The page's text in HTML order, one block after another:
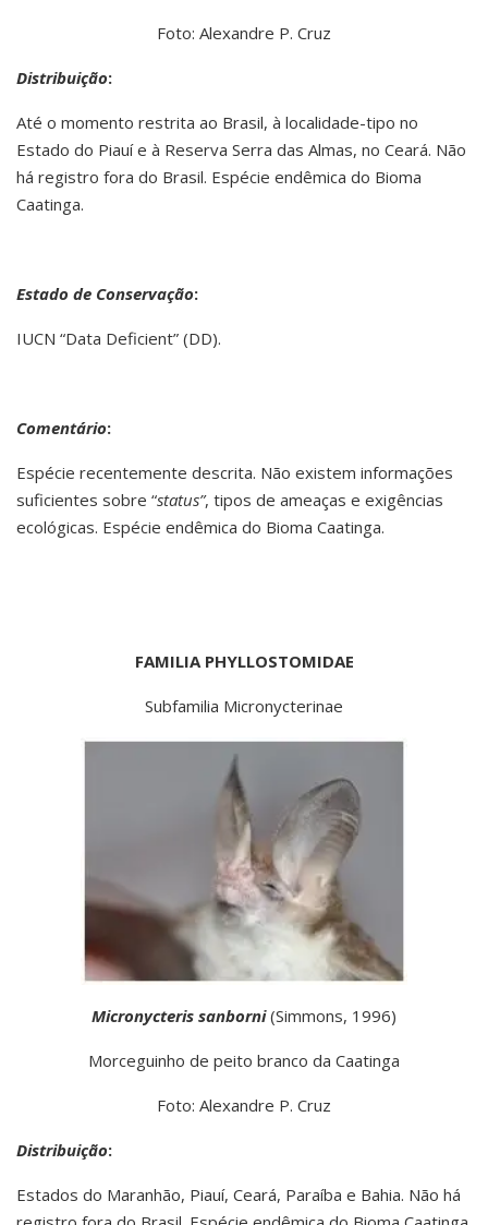
Foto: Alexandre P. Cruz
Distribuição:
Até o momento restrita ao Brasil, à localidade-tipo no
Estado do Piauí e à Reserva Serra das Almas, no Ceará. Não
há registro fora do Brasil. Espécie endêmica do Bioma
Caatinga.
Estado de Conservação:
IUCN “Data Deficient” (DD).
Comentário:
Espécie recentemente descrita. Não existem informações
suficientes sobre “status”, tipos de ameaças e exigências
ecológicas. Espécie endêmica do Bioma Caatinga.
FAMILIA PHYLLOSTOMIDAE
Subfamilia Micronycterinae
Micronycteris sanborni (Simmons, 1996)
Morceguinho de peito branco da Caatinga
Foto: Alexandre P. Cruz
Distribuição:
Estados do Maranhão, Piauí, Ceará, Paraíba e Bahia. Não há